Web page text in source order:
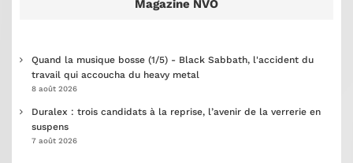
Magazine NVO
Quand la musique bosse (1/5) - Black Sabbath, l'accident du
travail qui accoucha du heavy metal
8 août 2026
Duralex : trois candidats à la reprise, l’avenir de la verrerie en
suspens
7 août 2026